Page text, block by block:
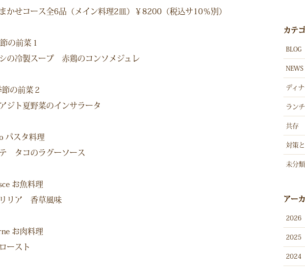
かせコース全6品（メイン料理2皿）￥8200（税込サ10％別）
の前菜１
の冷製スープ 赤鶏のコンソメジュレ
の前菜２
ジト夏野菜のインサラータ
パスタ料理
タコのラグーソース
お魚料理
リア 香草風味
お肉料理
ースト
カテ
BLOG
NEWS
ディ
ランチ
共存
対策
未分類
アー
2026
2025
2024